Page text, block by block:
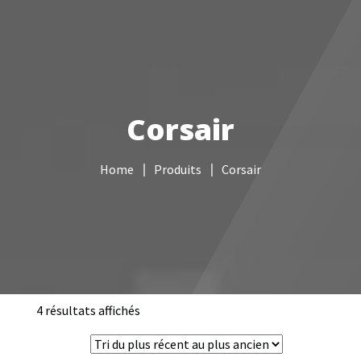
Câblage réseau
NAS
Corsair
Home Produits Corsair
4 résultats affichés
du